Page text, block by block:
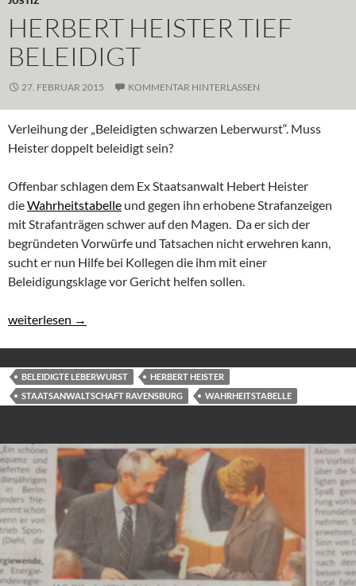
HERBERT HEISTER TIEF
BELEIDIGT
27. FEBRUAR 2015 KOMMENTAR HINTERLASSEN
Verleihung der „Beleidigten schwarzen Leberwurst“. Muss
Heister doppelt beleidigt sein?
Offenbar schlagen dem Ex Staatsanwalt Hebert Heister
dieWahrheitstabelle und gegen ihn erhobene Strafanzeigen
mit Strafanträgen schwer auf den Magen. Da er sich der
begründeten Vorwürfe und Tatsachen nicht erwehren kann,
sucht er nun Hilfe bei Kollegen die ihm mit einer
Beleidigungsklage vor Gericht helfen sollen.
Herbert Heister tief beleidigt
weiterlesen →
BELEIDIGTE LEBERWURST
HERBERT HEISTER
STAATSANWALTSCHAFT RAVENSBURG
WAHRHEITSTABELLE